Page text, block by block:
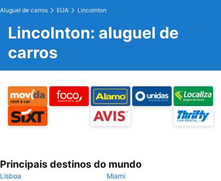
Aluguel de carros EUA Lincolnton
Lincolnton: aluguel de
carros
Principais destinos do mundo
Lisboa
Miami